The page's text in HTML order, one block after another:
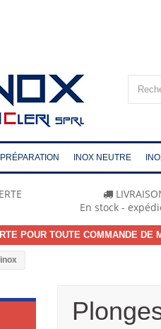
INOX NEUTRE
En stock -
POUR TOUTE COMMANDE